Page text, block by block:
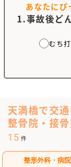
あなたにぴ
1.事故後ど
むち
天満橋で交
整骨院・接
15 件
整形外科・病院